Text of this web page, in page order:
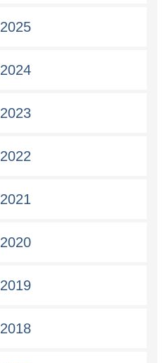
2025
2024
2023
2022
2021
2020
2019
2018